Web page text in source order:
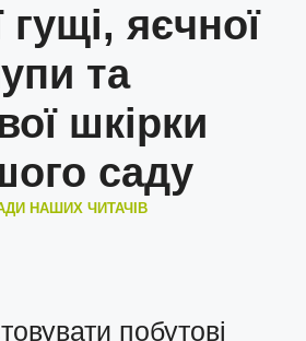
гущі, яєчної
та
шкірки
саду
НАШИХ ЧИТАЧІВ
побутові